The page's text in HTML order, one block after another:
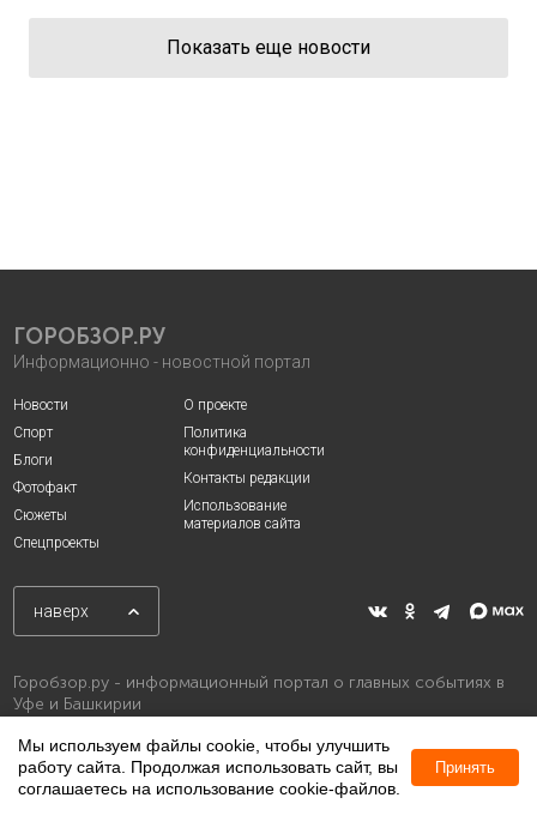
Показать еще новости
ГОРОБЗОР.РУ
Информационно - новостной портал
Новости
Спорт
Блоги
Фотофакт
Сюжеты
Спецпроекты
О проекте
Политика
конфиденциальности
Контакты редакции
Использование
материалов сайта
наверх
Горобзор.ру - информационный портал о главных событиях в
Уфе и Башкирии
Мы используем файлы cookie, чтобы улучшить
работу сайта. Продолжая использовать сайт, вы
соглашаетесь на использование cookie-файлов.
Принять